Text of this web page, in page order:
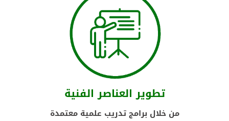
تطوير العناصر الفنية
من خلال برامج تدريب علمية معتمدة